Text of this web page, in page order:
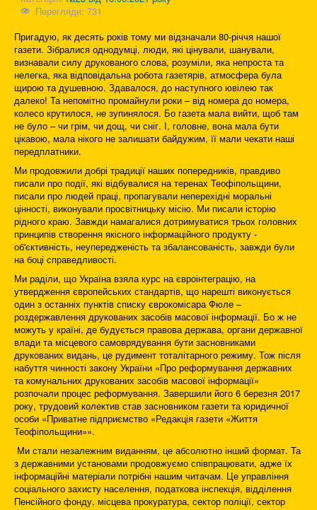
Перегляди: 731
Пригадую, як десять років тому ми відзначали 80-річчя нашої
газети. Зібралися однодумці, люди, які цінували, шанували,
визнавали силу друкованого слова, розуміли, яка непроста та
нелегка, яка відповідальна робота газетярів, атмосфера була
щирою та душевною. Здавалося, до наступного ювілею так
далеко! Та непомітно промайнули роки – від номера до номера,
колесо крутилося, не зупинялося. Бо газета мала вийти, щоб там
не було – чи грім, чи дощ, чи сніг. І, головне, вона мала бути
цікавою, мала нікого не залишати байдужим, її мали чекати наші
передплатники.
Ми продовжили добрі традиції наших попередників, правдиво
писали про події, які відбувалися на теренах Теофіпольщини,
писали про людей праці, пропагували неперехідні моральні
цінності, виконували просвітницьку місію. Ми писали історію
рідного краю. Завжди намагалися дотримуватися трьох головних
принципів створення якісного інформаційного продукту -
об'єктивність, неупередженість та збалансованість, завжди були
на боці справедливості.
Ми раділи, що Україна взяла курс на євроінтеграцію, на
утвердження європейських стандартів, що нарешті виконується
один з останніх пунктів списку єврокомісара Фюле –
роздержавлення друкованих засобів масової інформації. Бо ж не
можуть у країні, де будується правова держава, органи державної
влади та місцевого самоврядування бути засновниками
друкованих видань, це рудимент тоталітарного режиму. Тож після
набуття чинності закону України «Про реформування державних
та комунальних друкованих засобів масової інформації»
розпочали процес реформування. Завершили його 6 березня 2017
року, трудовий колектив став засновником газети та юридичної
особи «Приватне підприємство «Редакція газети «Життя
Теофіпольщини»».
Ми стали незалежним виданням, це абсолютно інший формат. Та
з державними установами продовжуємо співпрацювати, адже їх
інформаційні матеріали потрібні нашим читачам. Це управління
соціального захисту населення, податкова інспекція, відділення
Пенсійного фонду, місцева прокуратура, сектор поліції, сектор